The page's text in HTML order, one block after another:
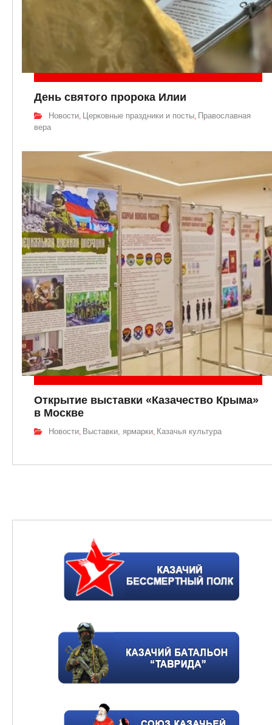
День святого пророка Илии
Новости Церковные праздники и посты Православная
вера
Открытие выставки «Казачество Крыма»
в Москве
Новости Выставки, ярмарки Казачья культура